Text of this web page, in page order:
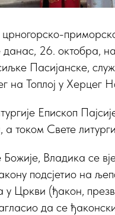
данас, 26.
Пасијанске,
на Топлој у Херцег
Епископ
током Свете
Владика се
подсјетио на
у Цркви (ђакон,
да се